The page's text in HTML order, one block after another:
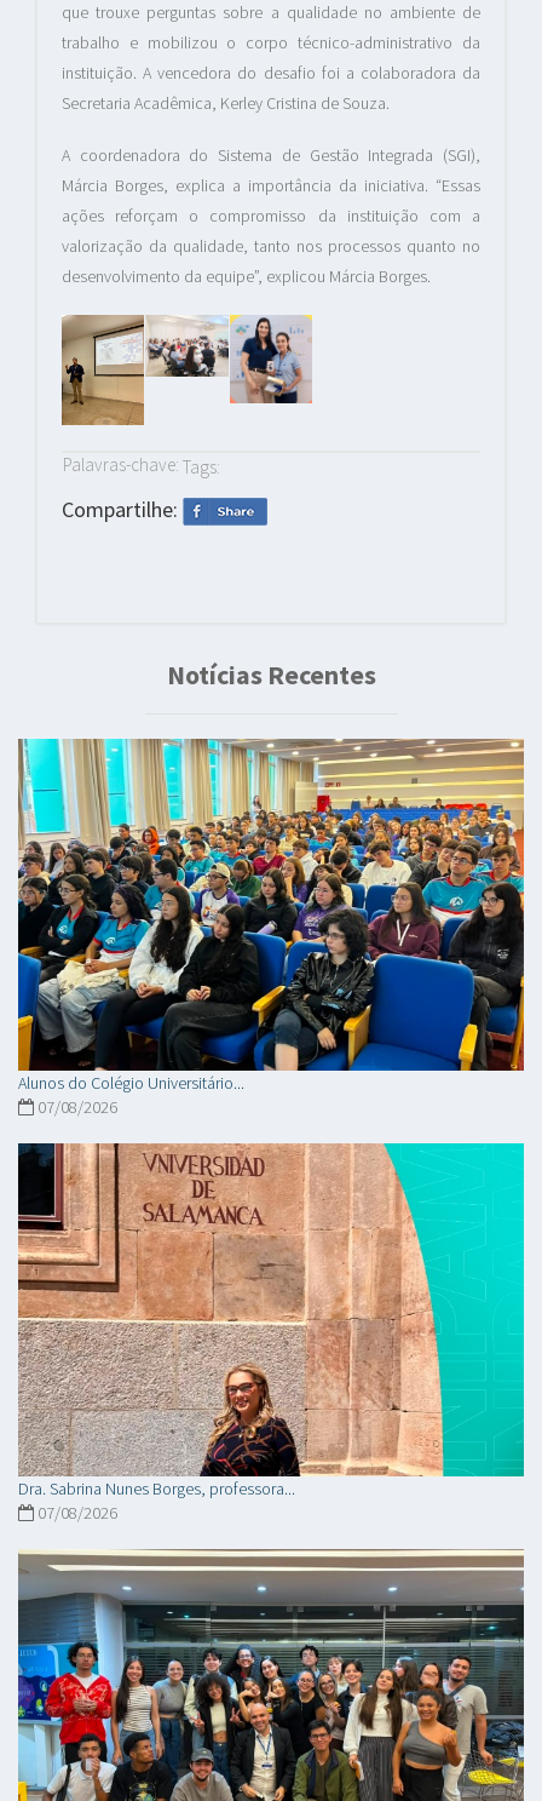
que trouxe perguntas sobre a qualidade no ambiente de
trabalho e mobilizou o corpo técnico-administrativo da
instituição. A vencedora do desafio foi a colaboradora da
Secretaria Acadêmica, Kerley Cristina de Souza.
A coordenadora do Sistema de Gestão Integrada (SGI),
Márcia Borges, explica a importância da iniciativa. “Essas
ações reforçam o compromisso da instituição com a
valorização da qualidade, tanto nos processos quanto no
desenvolvimento da equipe”, explicou Márcia Borges.
Palavras-chave: Tags:
Compartilhe:
Notícias Recentes
Alunos do Colégio Universitário...
07/08/2026
Dra. Sabrina Nunes Borges, professora...
07/08/2026